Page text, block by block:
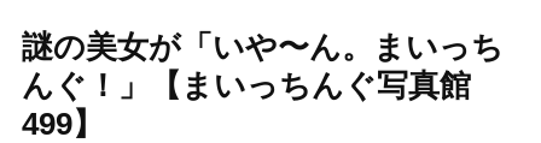
謎の美女が「いや〜ん。まいっち
んぐ！」【まいっちんぐ写真館
499】